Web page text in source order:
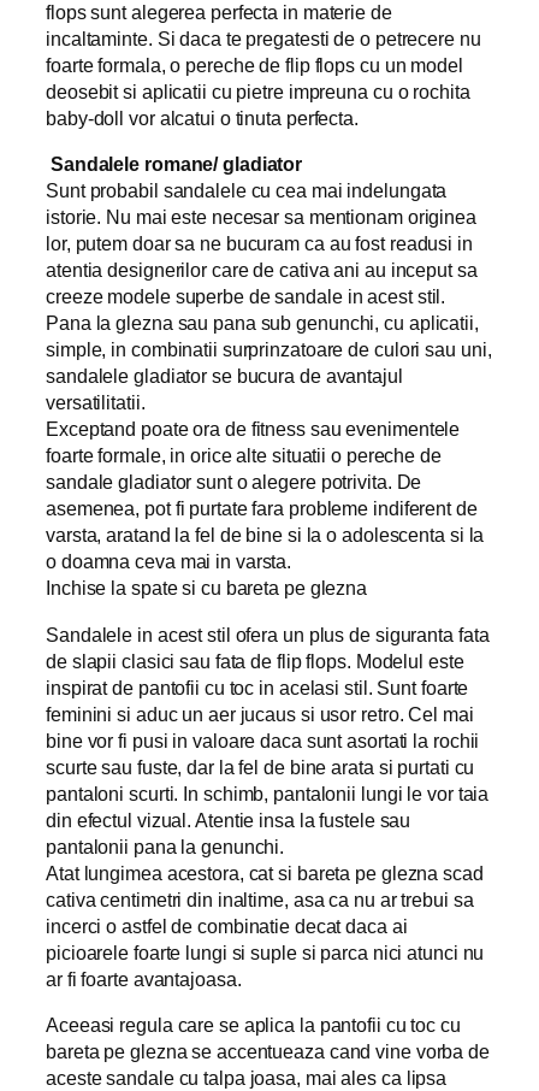
flops sunt alegerea perfecta in materie de
incaltaminte. Si daca te pregatesti de o petrecere nu
foarte formala, o pereche de flip flops cu un model
deosebit si aplicatii cu pietre impreuna cu o rochita
baby-doll vor alcatui o tinuta perfecta.
Sandalele romane/ gladiator
Sunt probabil sandalele cu cea mai indelungata
istorie. Nu mai este necesar sa mentionam originea
lor, putem doar sa ne bucuram ca au fost readusi in
atentia designerilor care de cativa ani au inceput sa
creeze modele superbe de sandale in acest stil.
Pana la glezna sau pana sub genunchi, cu aplicatii,
simple, in combinatii surprinzatoare de culori sau uni,
sandalele gladiator se bucura de avantajul
versatilitatii.
Exceptand poate ora de fitness sau evenimentele
foarte formale, in orice alte situatii o pereche de
sandale gladiator sunt o alegere potrivita. De
asemenea, pot fi purtate fara probleme indiferent de
varsta, aratand la fel de bine si la o adolescenta si la
o doamna ceva mai in varsta.
Inchise la spate si cu bareta pe glezna
Sandalele in acest stil ofera un plus de siguranta fata
de slapii clasici sau fata de flip flops. Modelul este
inspirat de pantofii cu toc in acelasi stil. Sunt foarte
feminini si aduc un aer jucaus si usor retro. Cel mai
bine vor fi pusi in valoare daca sunt asortati la rochii
scurte sau fuste, dar la fel de bine arata si purtati cu
pantaloni scurti. In schimb, pantalonii lungi le vor taia
din efectul vizual. Atentie insa la fustele sau
pantalonii pana la genunchi.
Atat lungimea acestora, cat si bareta pe glezna scad
cativa centimetri din inaltime, asa ca nu ar trebui sa
incerci o astfel de combinatie decat daca ai
picioarele foarte lungi si suple si parca nici atunci nu
ar fi foarte avantajoasa.
Aceeasi regula care se aplica la pantofii cu toc cu
bareta pe glezna se accentueaza cand vine vorba de
aceste sandale cu talpa joasa, mai ales ca lipsa